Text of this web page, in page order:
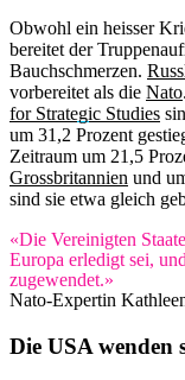
Obwohl ein heisser
bereitet der
Bauchschmerzen.
vorbereitet als die Nato
for Strategic Studies
um 31,2 Prozent
Zeitraum um 21,5
Grossbritannien und
sind sie etwa gleich
«Die Vereinigten
Europa erledigt sei,
zugewendet.»
Nato-Expertin
Die USA wenden